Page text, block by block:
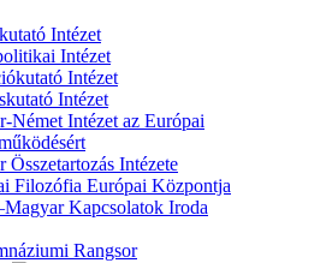
Intézet
Intézet
Intézet
Intézet
Német Intézet az Európai
Összetartozás Intézete
Filozófia Európai Központja
Kapcsolatok Iroda
Rangsor